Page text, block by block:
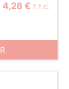
4,28 € T.T.C.